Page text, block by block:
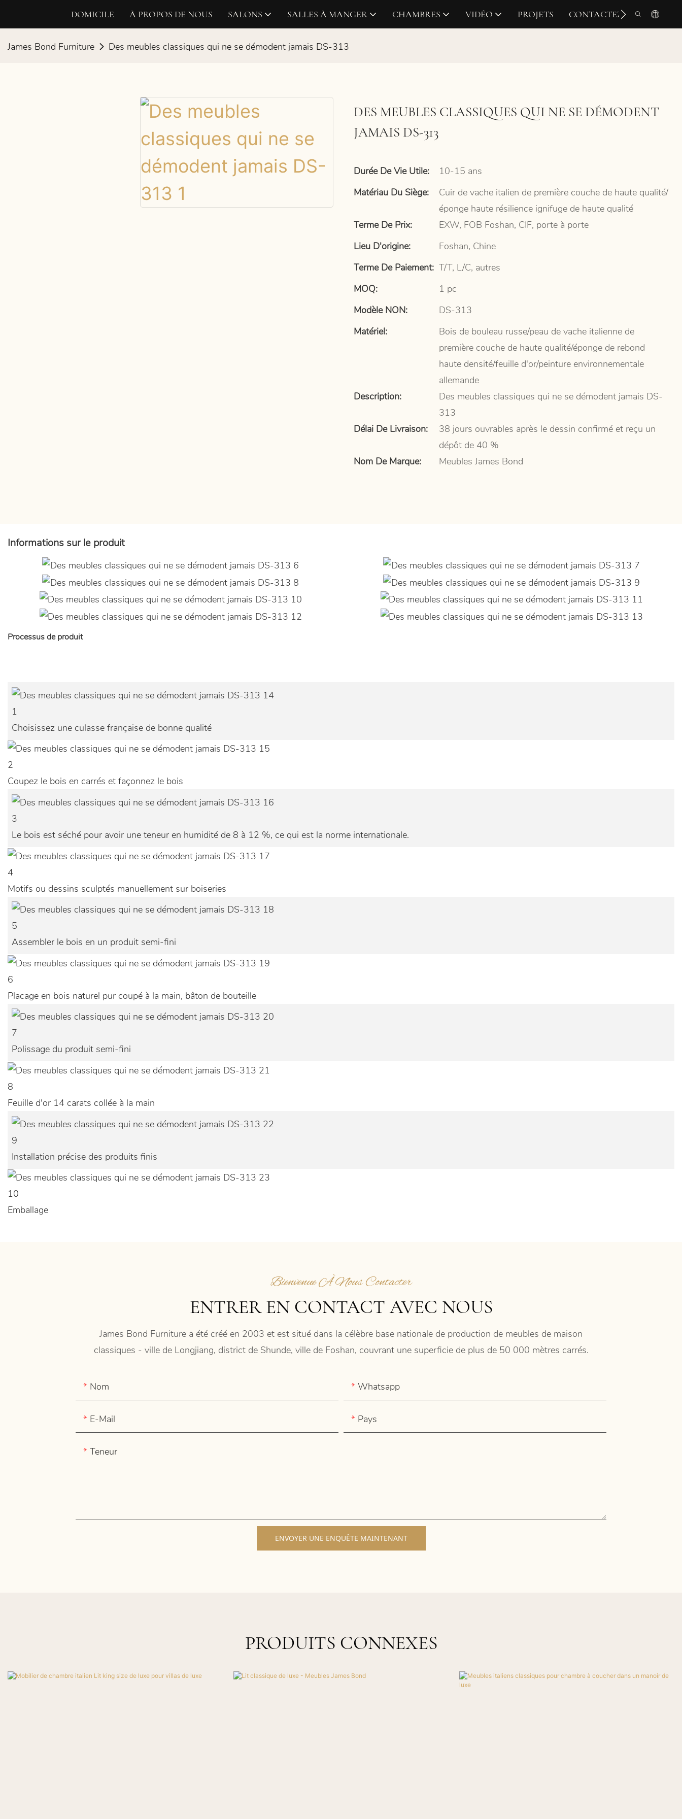
DOMICILE À PROPOS DE NOUS SALONS SALLES À MANGER CHAMBRES VIDÉO PROJETS CONTACTEZ-NOUS
James Bond Furniture Des meubles classiques qui ne se démodent jamais DS-313
DES MEUBLES CLASSIQUES QUI NE SE DÉMODENT
JAMAIS DS-313
Durée De Vie Utile:
10-15 ans
Matériau Du Siège:
Cuir de vache italien de première couche de haute qualité/
éponge haute résilience ignifuge de haute qualité
Terme De Prix:
EXW, FOB Foshan, CIF, porte à porte
Lieu D'origine:
Foshan, Chine
Terme De Paiement: T/T, L/C, autres
MOQ:
1 pc
Modèle NON:
DS-313
Matériel:
Bois de bouleau russe/peau de vache italienne de
première couche de haute qualité/éponge de rebond
haute densité/feuille d'or/peinture environnementale
allemande
Description:
Des meubles classiques qui ne se démodent jamais DS-
313
Délai De Livraison:
38 jours ouvrables après le dessin confirmé et reçu un
dépôt de 40 %
Nom De Marque:
Meubles James Bond
Informations sur le produit
Processus de produit
1
Choisissez une culasse française de bonne qualité
2
Coupez le bois en carrés et façonnez le bois
3
Le bois est séché pour avoir une teneur en humidité de 8 à 12 %, ce qui est la norme internationale.
4
Motifs ou dessins sculptés manuellement sur boiseries
5
Assembler le bois en un produit semi-fini
6
Placage en bois naturel pur coupé à la main, bâton de bouteille
7
Polissage du produit semi-fini
8
Feuille d'or 14 carats collée à la main
9
Installation précise des produits finis
10
Emballage
Bienvenue À Nous Contacter
ENTRER EN CONTACT AVEC NOUS
James Bond Furniture a été créé en 2003 et est situé dans la célèbre base nationale de production de meubles de maison
classiques - ville de Longjiang, district de Shunde, ville de Foshan, couvrant une superficie de plus de 50 000 mètres carrés.
Nom Whatsapp
E-Mail Pays
Teneur
ENVOYER UNE ENQUÊTE MAINTENANT
PRODUITS CONNEXES